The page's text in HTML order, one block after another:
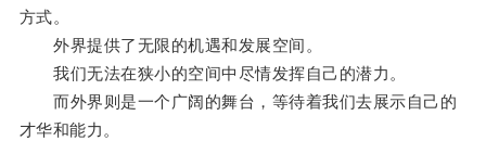
方式。
外界提供了无限的机遇和发展空间。
我们无法在狭小的空间中尽情发挥自己的潜力。
而外界则是一个广阔的舞台，等待着我们去展示自己的
才华和能力。